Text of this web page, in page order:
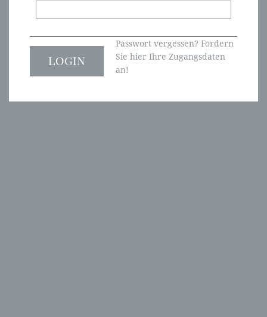
Passwort vergessen? Fordern
Sie hier Ihre Zugangsdaten
an!